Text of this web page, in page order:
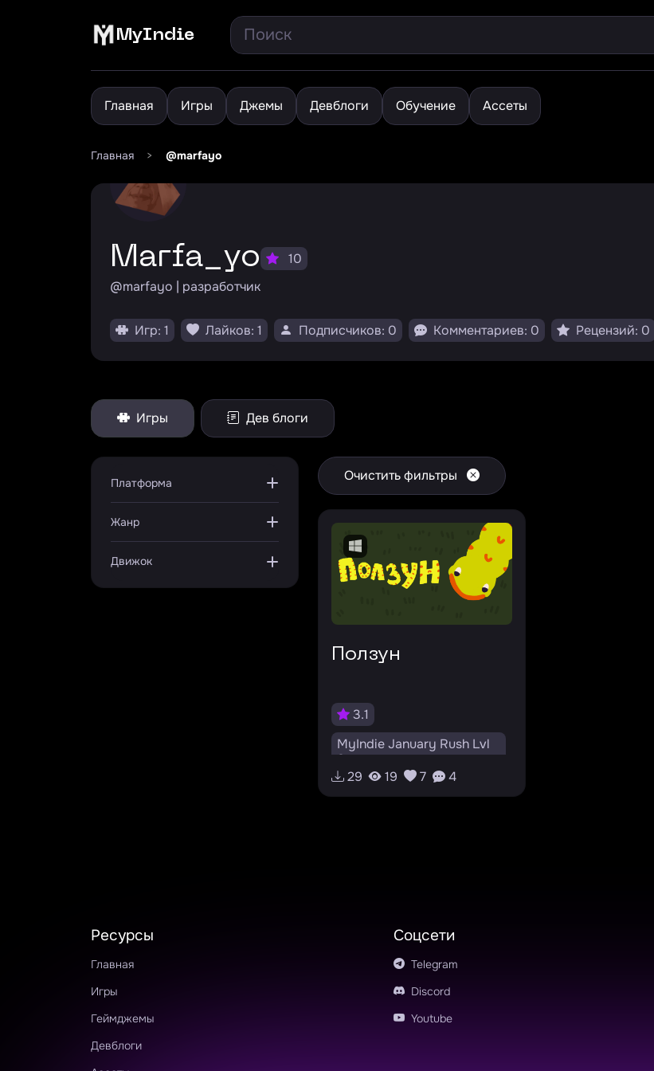
MyIndie
Главная Игры Джемы Девблоги Обучение Ассеты
Главная > @marfayo
Marfa_yo
10
@marfayo | разработчик
Игр: 1 Лайков: 1 Подписчиков: 0 Комментариев: 0 Рецензий: 0
Игры Дев блоги
Платформа
Жанр
Движок
Очистить фильтры
Ползун
3.1
MyIndie January Rush Lvl
8
29 19 7 4
Ресурсы
Главная
Игры
Геймджемы
Девблоги
Соцсети
Telegram
Discord
Youtube